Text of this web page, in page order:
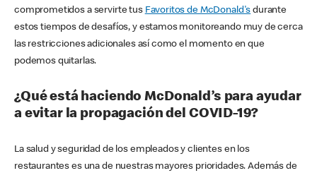
comprometidos a servirte tus Favoritos de McDonald's durante
estos tiempos de desafíos, y estamos monitoreando muy de cerca
las restricciones adicionales así como el momento en que
podemos quitarlas.
¿Qué está haciendo McDonald’s para ayudar
a evitar la propagación del COVID-19?
La salud y seguridad de los empleados y clientes en los
restaurantes es una de nuestras mayores prioridades. Además de